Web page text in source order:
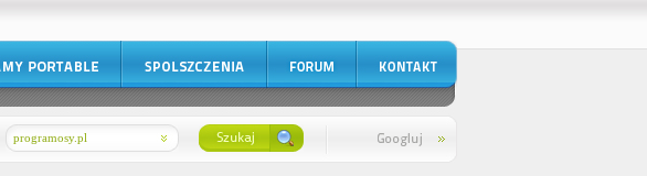
programosy.pl